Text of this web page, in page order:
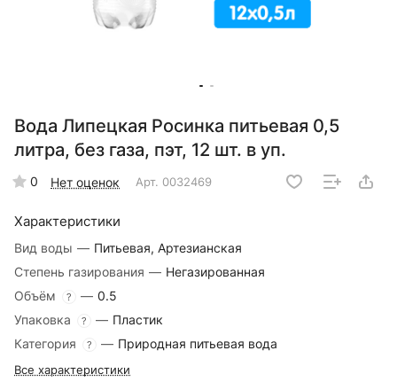
Вода Липецкая Росинка питьевая 0,5
литра, без газа, пэт, 12 шт. в уп.
0 Нет оценок Арт. 0032469
Характеристики
Вид воды — Питьевая, Артезианская
Степень газирования — Негазированная
Объём
? — 0.5
Упаковка
? — Пластик
Категория
? — Природная питьевая вода
Все характеристики